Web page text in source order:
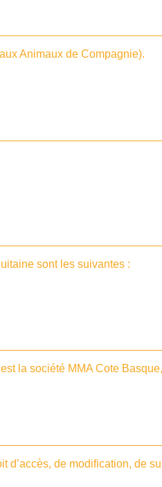
Animaux de Compagnie).
sont les suivantes :
la société MMA Cote
d’accès, de modification, de